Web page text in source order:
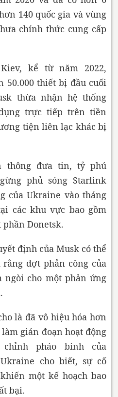
140 quốc gia và vùng
chính thức cung cấp
kể từ năm 2022,
50.000 thiết bị đầu cuối
thừa nhận hệ thống
trực tiếp trên tiền
tiện liên lạc khác bị
thông đưa tin, tỷ phú
phủ sóng Starlink
của Ukraine vào tháng
các khu vực bao gồm
Donetsk.
định của Musk có thể
đợt phản công của
ngòi cho một phản ứng
là đã vô hiệu hóa hơn
gián đoạn hoạt động
pháo binh của
cho biết, sự cố
một kế hoạch bao
bại.